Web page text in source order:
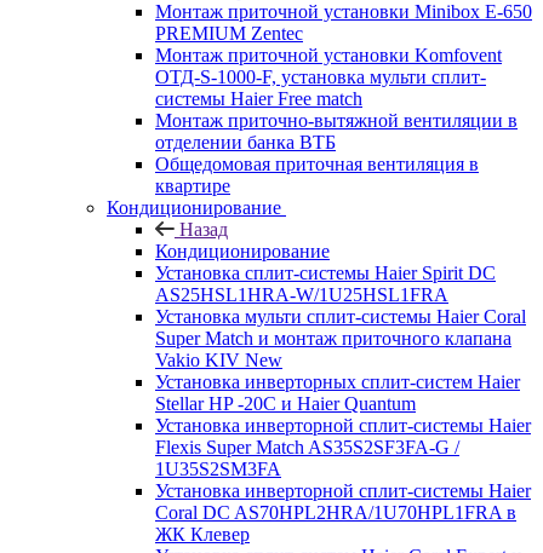
Монтаж приточной установки Minibox E-650
PREMIUM Zentec
Монтаж приточной установки Komfovent
ОТД-S-1000-F, установка мульти сплит-
системы Haier Free match
Монтаж приточно-вытяжной вентиляции в
отделении банка ВТБ
Общедомовая приточная вентиляция в
квартире
Кондиционирование
Назад
Кондиционирование
Установка сплит-системы Haier Spirit DC
AS25HSL1HRA-W/1U25HSL1FRA
Установка мульти сплит-системы Haier Coral
Super Match и монтаж приточного клапана
Vakio KIV New
Установка инверторных сплит-систем Haier
Stellar HP -20С и Haier Quantum
Установка инверторной сплит-системы Haier
Flexis Super Match AS35S2SF3FA-G /
1U35S2SM3FA
Установка инверторной сплит-системы Haier
Coral DC AS70HPL2HRA/1U70HPL1FRA в
ЖК Клевер